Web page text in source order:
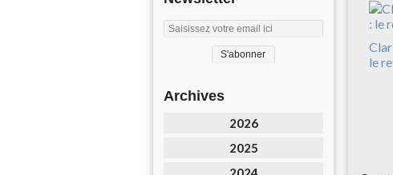
Archives
2026
2025
le